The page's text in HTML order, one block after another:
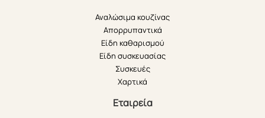
Αναλώσιμα κουζίνας
Απορρυπαντικά
Είδη καθαρισμού
Είδη συσκευασίας
Συσκευές
Χαρτικά
Εταιρεία